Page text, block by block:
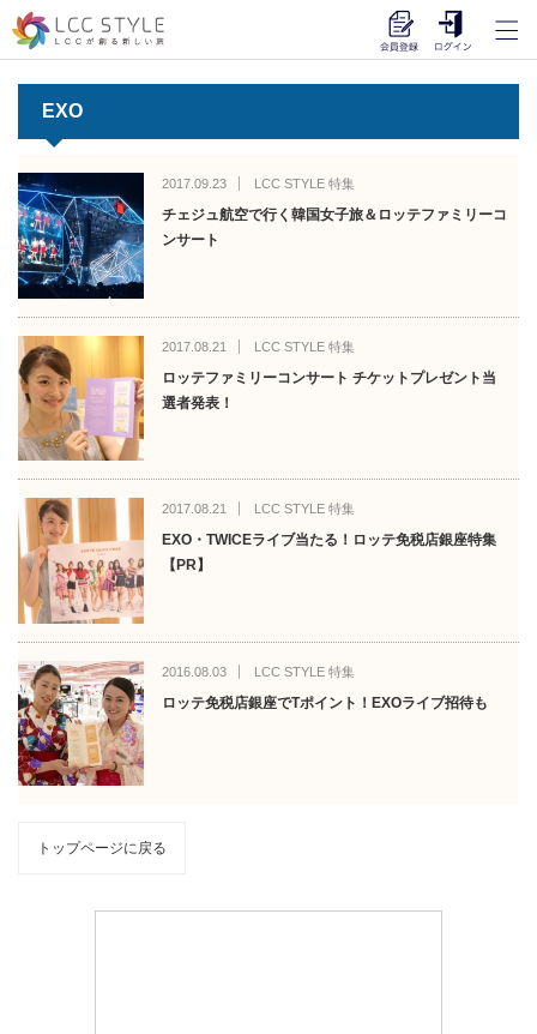
EXO
2017.09.23 LCC STYLE 特集
チェジュ航空で行く韓国女子旅＆ロッテファミリーコ
ンサート
2017.08.21 LCC STYLE 特集
ロッテファミリーコンサート チケットプレゼント当
選者発表！
2017.08.21 LCC STYLE 特集
EXO・TWICEライブ当たる！ロッテ免税店銀座特集
【PR】
2016.08.03 LCC STYLE 特集
ロッテ免税店銀座でTポイント！EXOライブ招待も
トップページに戻る